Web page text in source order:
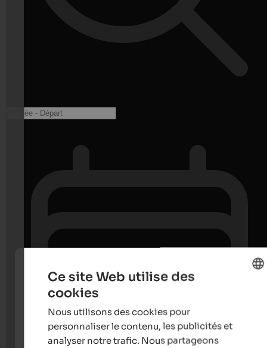
Ce site Web utilise des
cookies
Nous utilisons des cookies pour
personnaliser le contenu, les publicités et
analyser notre trafic. Nous partageons